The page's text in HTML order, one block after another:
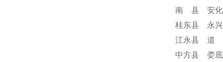
南 县 安化
桂东县 永
江永县 道
中方县 娄